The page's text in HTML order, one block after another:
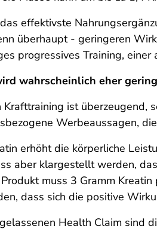
effektivste
überhaupt - geringeren
progressives Training,
wahrscheinlich eher
ist überzeugend,
Werbeaussagen,
erhöht die körperliche
aber klargestellt werden,
muss 3 Gramm
dass sich die positive
Health Claim sind